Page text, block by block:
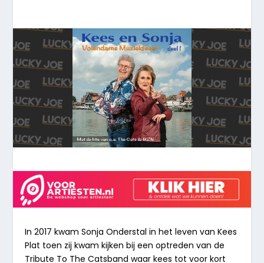
In 2017 kwam Sonja Onderstal in het leven van Kees
Plat toen zij kwam kijken bij een optreden van de
Tribute To The Catsband waar kees tot voor kort